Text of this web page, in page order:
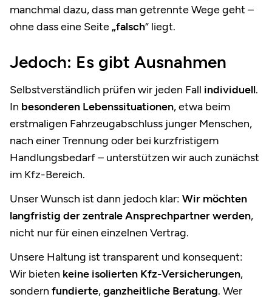
manchmal dazu, dass man getrennte Wege geht –
ohne dass eine Seite„falsch“ liegt.
Jedoch: Es gibt Ausnahmen
Selbstverständlich prüfen wir jeden Fall individuell.
In besonderen Lebenssituationen, etwa beim
erstmaligen Fahrzeugabschluss junger Menschen,
nach einer Trennung oder bei kurzfristigem
Handlungsbedarf – unterstützen wir auch zunächst
im Kfz-Bereich.
Unser Wunsch ist dann jedoch klar: Wir möchten
langfristig der zentrale Ansprechpartner werden,
nicht nur für einen einzelnen Vertrag.
Unsere Haltung ist transparent und konsequent:
Wir bieten keine isolierten Kfz-Versicherungen,
sondern fundierte,ganzheitliche Beratung. Wer